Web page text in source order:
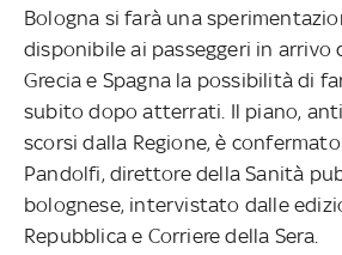
Bologna si farà una
disponibile ai passeggeri in arrivo
Grecia e Spagna la possibilità di
subito dopo atterrati. Il piano,
scorsi dalla Regione, è
Pandolfi, direttore della Sanità
bolognese, intervistato dalle
Repubblica e Corriere della Sera.